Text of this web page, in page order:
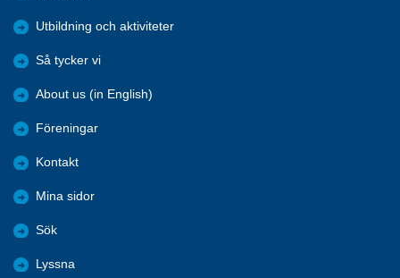
Utbildning och aktiviteter
Så tycker vi
About us (in English)
Föreningar
Kontakt
Mina sidor
Sök
Lyssna